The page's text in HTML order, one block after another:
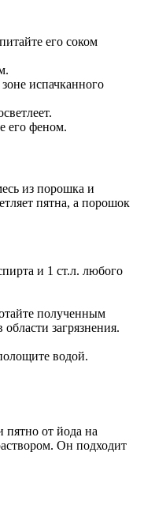
его соком
испачканного
его феном.
из порошка и
пятна, а порошок
и 1 ст.л. любого
полученным
загрязнения.
водой.
от йода на
Он подходит